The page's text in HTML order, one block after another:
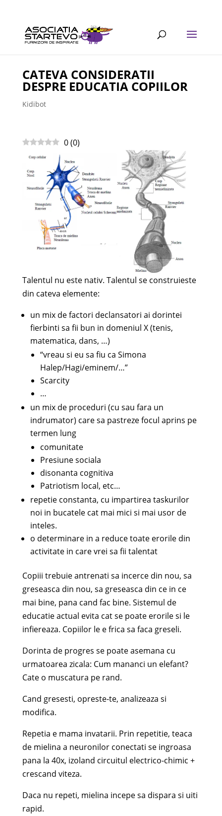
CATEVA CONSIDERATII
DESPRE EDUCATIA COPIILOR
Kidibot
0 (0)
Talentul nu este nativ. Talentul se construieste
din cateva elemente:
un mix de factori declansatori ai dorintei
fierbinti sa fii bun in domeniul X (tenis,
matematica, dans, …)
“vreau si eu sa fiu ca Simona
Halep/Hagi/eminem/…”
Scarcity
…
un mix de proceduri (cu sau fara un
indrumator) care sa pastreze focul aprins pe
termen lung
comunitate
Presiune sociala
disonanta cognitiva
Patriotism local, etc…
repetie constanta, cu impartirea taskurilor
noi in bucatele cat mai mici si mai usor de
inteles.
o determinare in a reduce toate erorile din
activitate in care vrei sa fii talentat
Copiii trebuie antrenati sa incerce din nou, sa
greseasca din nou, sa greseasca din ce in ce
mai bine, pana cand fac bine. Sistemul de
educatie actual evita cat se poate erorile si le
infiereaza. Copiilor le e frica sa faca greseli.
Dorinta de progres se poate asemana cu
urmatoarea zicala: Cum mananci un elefant?
Cate o muscatura pe rand.
Cand gresesti, opreste-te, analizeaza si
modifica.
Repetia e mama invatarii. Prin repetitie, teaca
de mielina a neuronilor conectati se ingroasa
pana la 40x, izoland circuitul electrico-chimic +
crescand viteza.
Daca nu repeti, mielina incepe sa dispara si uiti
rapid.